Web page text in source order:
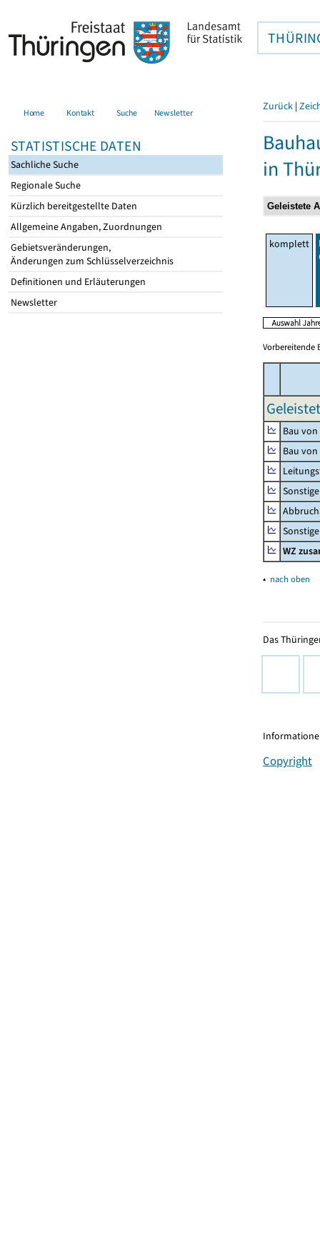
Home Kontakt Suche Newsletter
STATISTISCHE DATEN
Sachliche Suche
Regionale Suche
Kürzlich bereitgestellte Daten
Allgemeine Angaben, Zuordnungen
Gebietsveränderungen,
Änderungen zum Schlüsselverzeichnis
Definitionen und Erläuterungen
Newsletter
Zurück |
in
komplett
Vorbereitende
Bau
Bau
WZ
▴ nach oben
Das
Copyright